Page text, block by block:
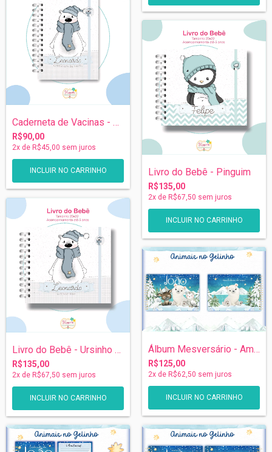
Caderneta de Vacinas - Ursinho Polar
R$90,00
2x de R$45,00 sem juros
Livro do Bebê - Pinguim
R$135,00
2x de R$67,50 sem juros
Livro do Bebê - Ursinho Polar
R$135,00
2x de R$67,50 sem juros
Álbum Mesversário - Amiguinhos do Gelo
R$125,00
2x de R$62,50 sem juros